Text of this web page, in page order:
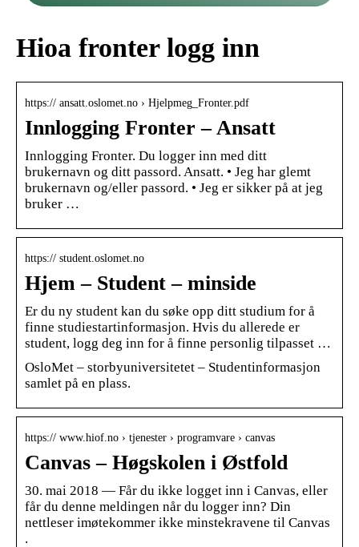
Hioa fronter logg inn
https:// ansatt.oslomet.no › Hjelpmeg_Fronter.pdf
Innlogging Fronter – Ansatt
Innlogging Fronter. Du logger inn med ditt
brukernavn og ditt passord. Ansatt. • Jeg har glemt
brukernavn og/eller passord. • Jeg er sikker på at jeg
bruker …
https:// student.oslomet.no
Hjem – Student – minside
Er du ny student kan du søke opp ditt studium for å
finne studiestartinformasjon. Hvis du allerede er
student, logg deg inn for å finne personlig tilpasset …
OsloMet – storbyuniversitetet – Studentinformasjon
samlet på en plass.
https:// www.hiof.no › tjenester › programvare › canvas
Canvas – Høgskolen i Østfold
30. mai 2018 — Får du ikke logget inn i Canvas, eller
får du denne meldingen når du logger inn? Din
nettleser imøtekommer ikke minstekravene til Canvas
.